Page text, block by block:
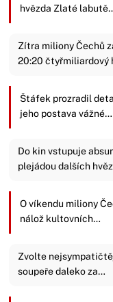
hvězda Zlaté
Zítra miliony Čechů
20:20 čtyřmiliardový
Štáfek prozradil
jeho postava vážné…
Do kin vstupuje
plejádou dalších
O víkendu miliony
nálož kultovních…
Zvolte
soupeře daleko za…